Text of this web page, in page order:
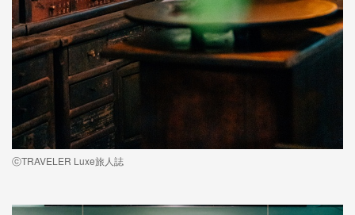
ⓒTRAVELER Luxe旅人誌